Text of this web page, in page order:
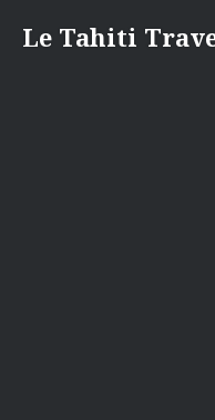
Le Tahiti